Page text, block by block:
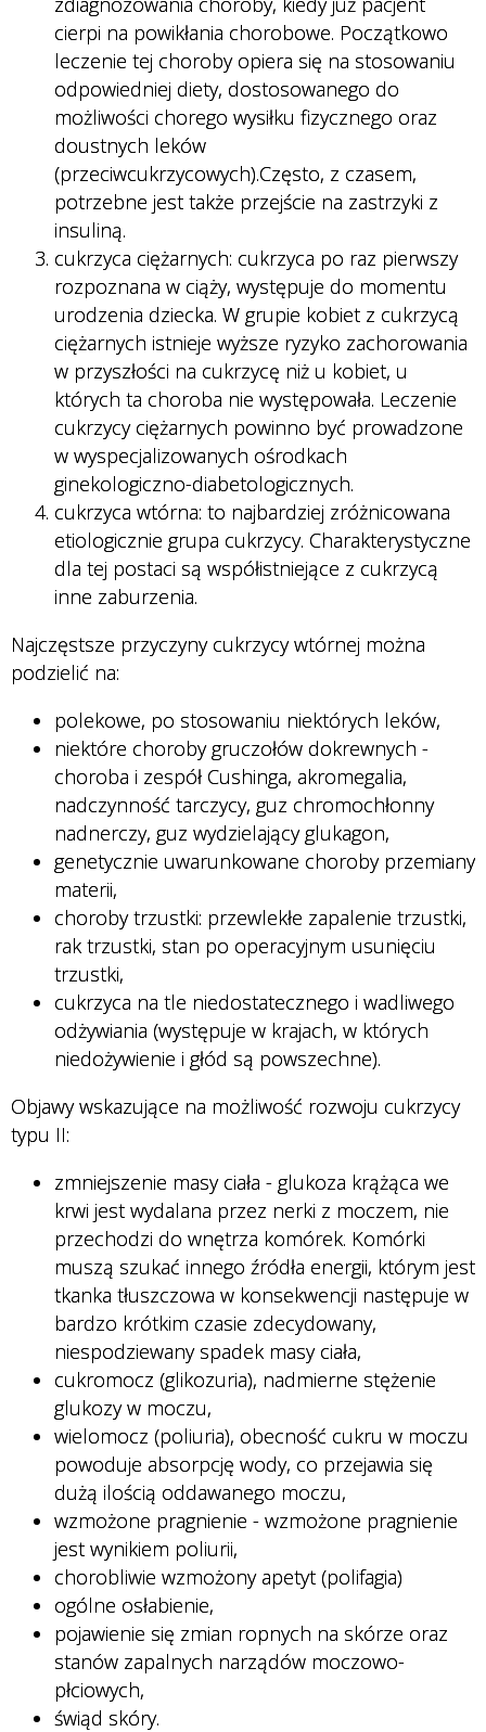
cierpi na powikłania chorobowe. Początkowo
leczenie tej choroby opiera się na stosowaniu
odpowiedniej diety, dostosowanego do
możliwości chorego wysiłku fizycznego oraz
doustnych leków
(przeciwcukrzycowych).Często, z czasem,
potrzebne jest także przejście na zastrzyki z
insuliną.
cukrzyca ciężarnych: cukrzyca po raz pierwszy
rozpoznana w ciąży, występuje do momentu
urodzenia dziecka. W grupie kobiet z cukrzycą
ciężarnych istnieje wyższe ryzyko zachorowania
w przyszłości na cukrzycę niż u kobiet, u
których ta choroba nie występowała. Leczenie
cukrzycy ciężarnych powinno być prowadzone
w wyspecjalizowanych ośrodkach
ginekologiczno-diabetologicznych.
cukrzyca wtórna: to najbardziej zróżnicowana
etiologicznie grupa cukrzycy. Charakterystyczne
dla tej postaci są współistniejące z cukrzycą
inne zaburzenia.
Najczęstsze przyczyny cukrzycy wtórnej można
podzielić na:
polekowe, po stosowaniu niektórych leków,
niektóre choroby gruczołów dokrewnych -
choroba i zespół Cushinga, akromegalia,
nadczynność tarczycy, guz chromochłonny
nadnerczy, guz wydzielający glukagon,
genetycznie uwarunkowane choroby przemiany
materii,
choroby trzustki: przewlekłe zapalenie trzustki,
rak trzustki, stan po operacyjnym usunięciu
trzustki,
cukrzyca na tle niedostatecznego i wadliwego
odżywiania (występuje w krajach, w których
niedożywienie i głód są powszechne).
Objawy wskazujące na możliwość rozwoju cukrzycy
typu II:
zmniejszenie masy ciała - glukoza krążąca we
krwi jest wydalana przez nerki z moczem, nie
przechodzi do wnętrza komórek. Komórki
muszą szukać innego źródła energii, którym jest
tkanka tłuszczowa w konsekwencji następuje w
bardzo krótkim czasie zdecydowany,
niespodziewany spadek masy ciała,
cukromocz (glikozuria), nadmierne stężenie
glukozy w moczu,
wielomocz (poliuria), obecność cukru w moczu
powoduje absorpcję wody, co przejawia się
dużą ilością oddawanego moczu,
wzmożone pragnienie - wzmożone pragnienie
jest wynikiem poliurii,
chorobliwie wzmożony apetyt (polifagia)
ogólne osłabienie,
pojawienie się zmian ropnych na skórze oraz
stanów zapalnych narządów moczowo-
płciowych,
świąd skóry.